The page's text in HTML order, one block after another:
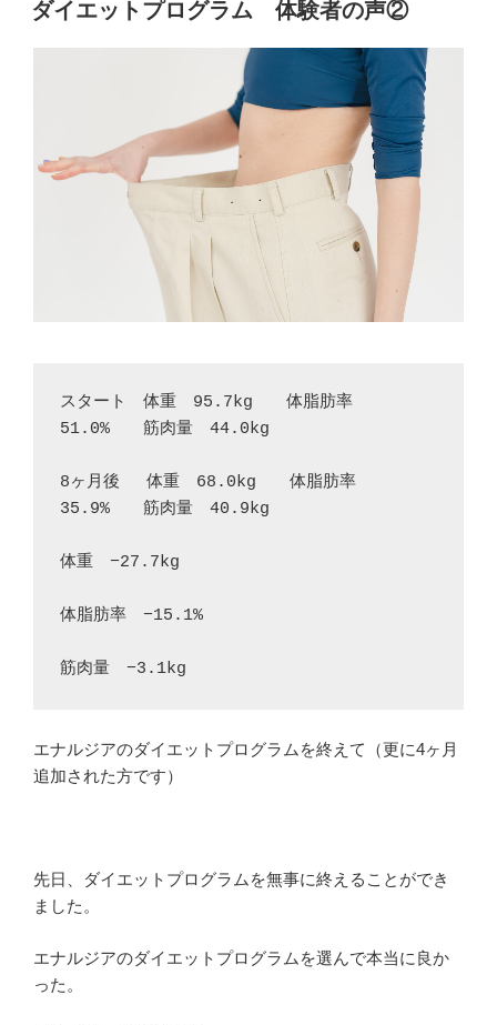
日:
ダイエットプログラム 体験者の声②
スタート　体重　95.7kg　　体脂肪率
51.0%　　筋肉量　44.0kg
8ヶ月後　 体重　68.0kg　　体脂肪率
35.9%　　筋肉量　40.9kg
体重　−27.7kg
体脂肪率　−15.1%
筋肉量　−3.1kg
エナルジアのダイエットプログラムを終えて（更に4ヶ月
追加された方です）
先日、ダイエットプログラムを無事に終えることができ
ました。
エナルジアのダイエットプログラムを選んで本当に良か
った。